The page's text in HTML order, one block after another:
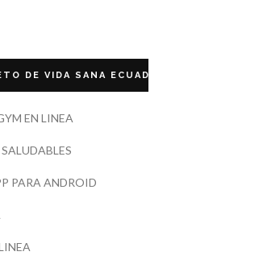
DE VIDA SANA ECUADOR
EN LINEA
PARA ANDROID